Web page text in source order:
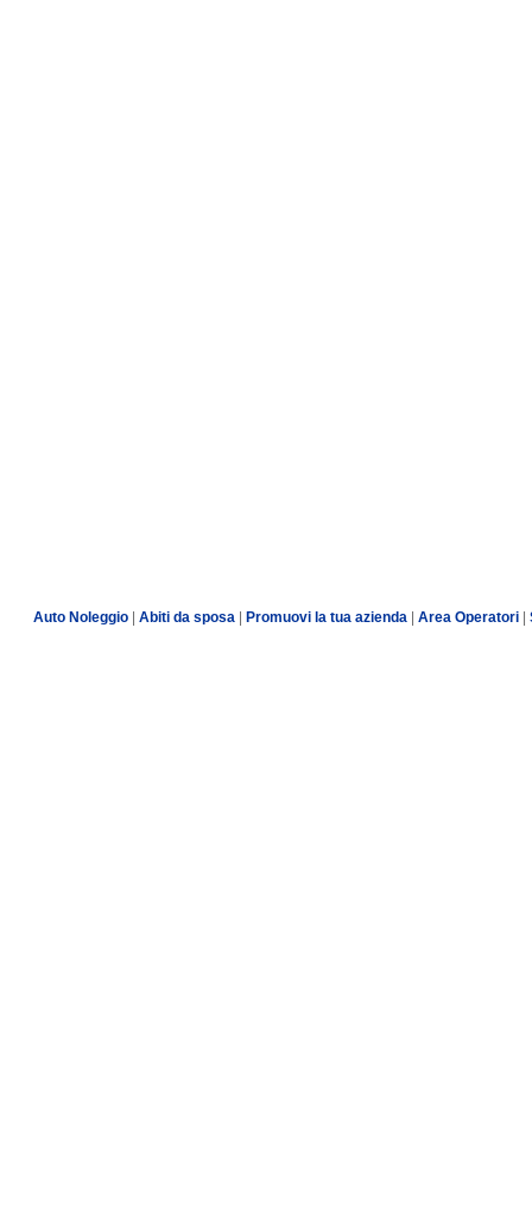
Auto Noleggio Abiti da sposa Promuovi la tua azienda Area Operatori